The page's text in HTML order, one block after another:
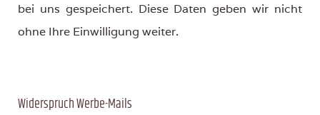
bei uns gespeichert. Diese Daten geben wir nicht
ohne Ihre Einwilligung weiter.
Widerspruch Werbe-Mails